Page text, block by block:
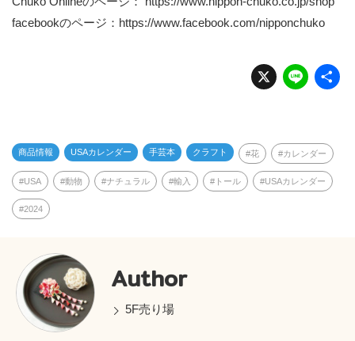
facebookのページ： https://www.facebook.com/nipponchuko
X Li
n
商品情報 USAカレンダー 手芸本 クラフト 花 カレンダー
USA 動物 ナチュラル 輸入 トール USAカレンダー
2024
Author
5F売り場